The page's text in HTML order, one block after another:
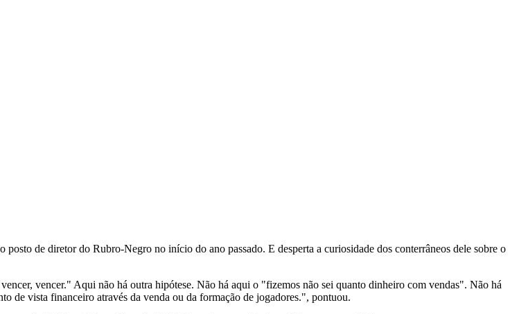
posto de diretor do Rubro-Negro no início do ano passado. E desperta a curiosidade dos conterrâneos dele sobre o
vencer." Aqui não há outra hipótese. Não há aqui o "fizemos não sei quanto dinheiro com vendas". Não há
de vista financeiro através da venda ou da formação de jogadores.", pontuou.